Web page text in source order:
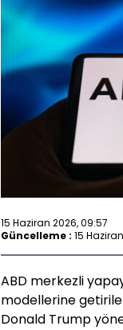
15 Haziran 2026, 09:57
Güncelleme : 15
ABD merkezli
modellerine
Donald Trump